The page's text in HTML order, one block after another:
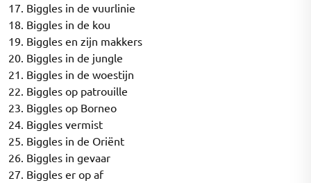
17. Biggles in de vuurlinie
18. Biggles in de kou
19. Biggles en zijn makkers
20. Biggles in de jungle
21. Biggles in de woestijn
22. Biggles op patrouille
23. Biggles op Borneo
24. Biggles vermist
25. Biggles in de Oriënt
26. Biggles in gevaar
27. Biggles er op af